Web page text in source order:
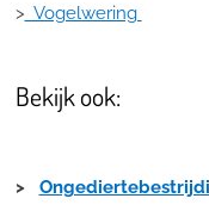
> Vogelwering
Bekijk ook:
>